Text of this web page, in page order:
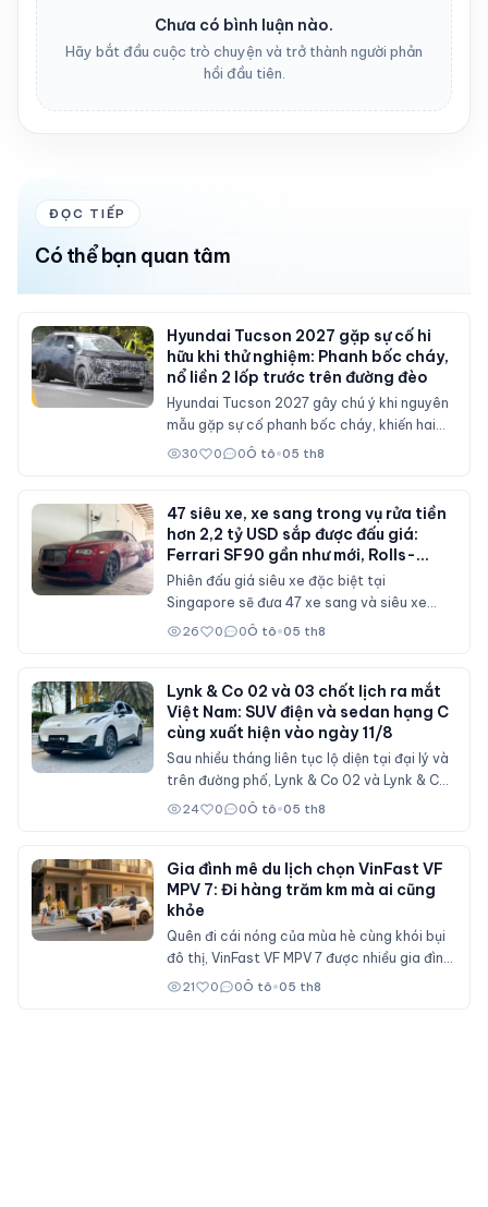
Chưa có bình luận nào.
Hãy bắt đầu cuộc trò chuyện và trở thành người phản
hồi đầu tiên.
ĐỌC TIẾP
Có thể bạn quan tâm
Hyundai Tucson 2027 gặp sự cố hi
hữu khi thử nghiệm: Phanh bốc cháy,
nổ liền 2 lốp trước trên đường đèo
Hyundai Tucson 2027 gây chú ý khi nguyên
mẫu gặp sự cố phanh bốc cháy, khiến hai
lốp trước phát nổ trong bài thử nghiệm trên
30 0 0Ô tô•05 th8
47 siêu xe, xe sang trong vụ rửa tiền
hơn 2,2 tỷ USD sắp được đấu giá:
Ferrari SF90 gần như mới, Rolls-
Royce xếp hàng dài
Phiên đấu giá siêu xe đặc biệt tại
Singapore sẽ đưa 47 xe sang và siêu xe
từng bị tịch thu trong vụ rửa tiền hơn 2,2 tỷ
giới sưu tầm trên toàn thế giới.
26 0 0Ô tô•05 th8
Lynk & Co 02 và 03 chốt lịch ra mắt
Việt Nam: SUV điện và sedan hạng C
cùng xuất hiện vào ngày 11/8
Sau nhiều tháng liên tục lộ diện tại đại lý và
trên đường phố, Lynk & Co 02 và Lynk & Co
03 đã chính thức ấn định ngày ra mắt thị
của một mẫu SUV thuần điện và một mẫu
sedan hạng C mới.
24 0 0Ô tô•05 th8
Gia đình mê du lịch chọn VinFast VF
MPV 7: Đi hàng trăm km mà ai cũng
khỏe
Quên đi cái nóng của mùa hè cùng khói bụi
đô thị, VinFast VF MPV 7 được nhiều gia đình
Việt ưu tiên lựa chọn cho các chuyến du lịch
21 0 0Ô tô•05 th8